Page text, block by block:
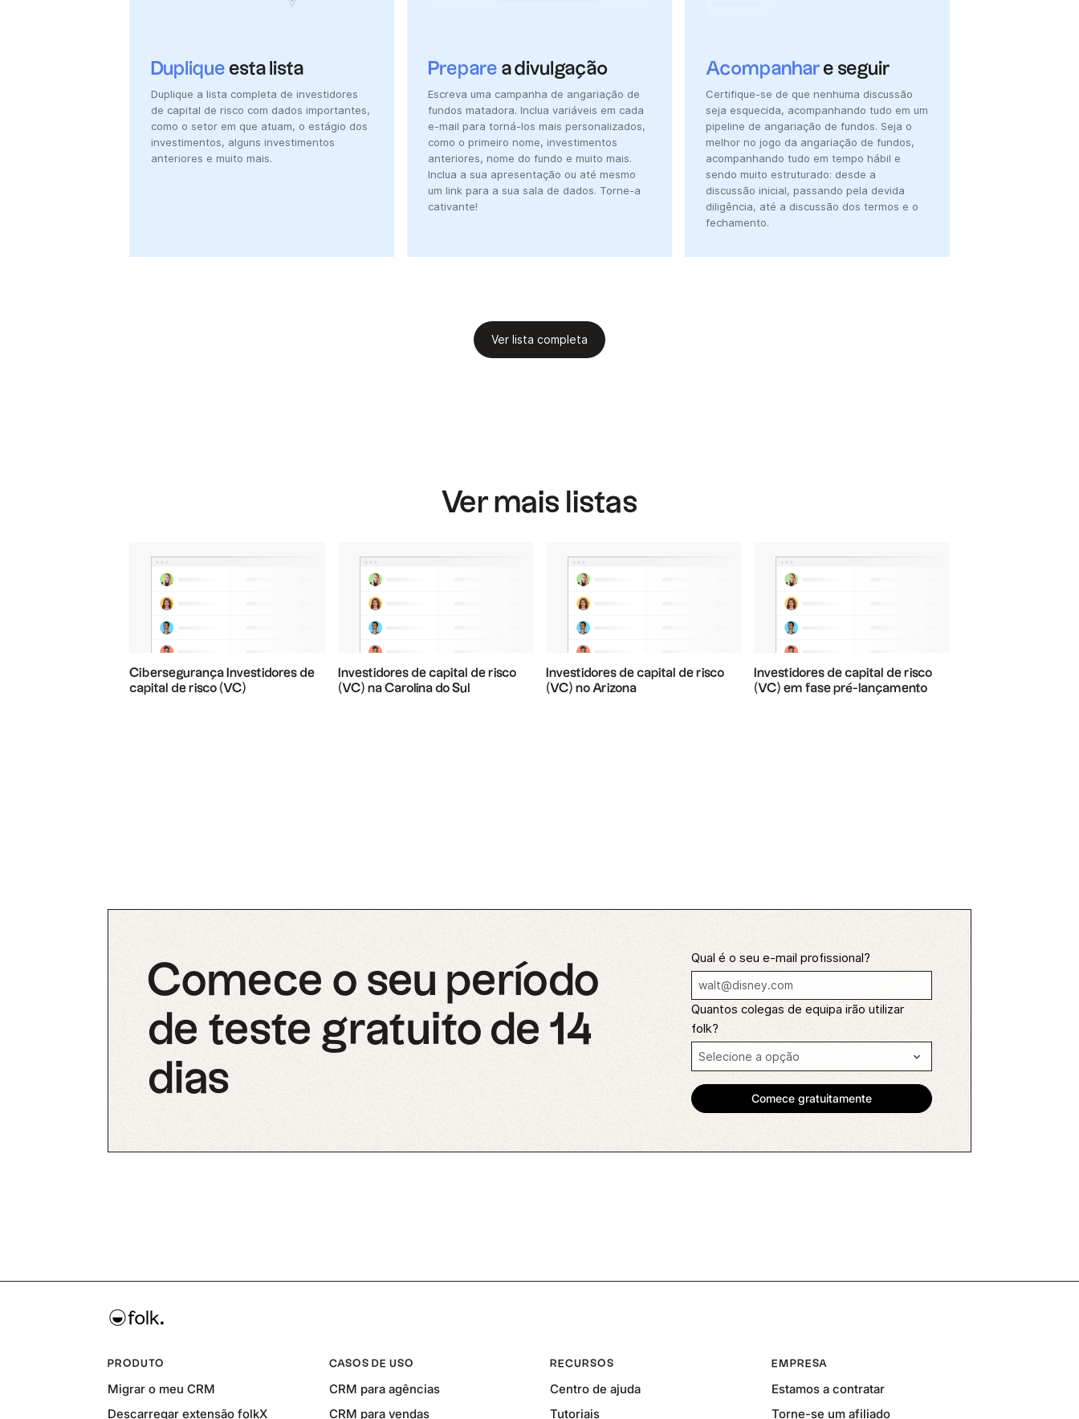
Duplique esta lista
Duplique a lista completa de investidores
de capital de risco com dados importantes,
como o setor em que atuam, o estágio dos
investimentos, alguns investimentos
anteriores e muito mais.
Prepare a divulgação
Escreva uma campanha de angariação de
fundos matadora. Inclua variáveis em cada
e-mail para torná-los mais personalizados,
como o primeiro nome, investimentos
anteriores, nome do fundo e muito mais.
Inclua a sua apresentação ou até mesmo
um link para a sua sala de dados. Torne-a
cativante!
Acompanhare seguir
Certifique-se de que nenhuma discussão
seja esquecida, acompanhando tudo em um
pipeline de angariação de fundos. Seja o
melhor no jogo da angariação de fundos,
acompanhando tudo em tempo hábil e
sendo muito estruturado: desde a
discussão inicial, passando pela devida
diligência, até a discussão dos termos e o
fechamento.
Ver lista completa
Ver mais listas
Cibersegurança Investidores de
capital de risco (VC)
Investidores de capital de risco
(VC) na Carolina do Sul
Investidores de capital de risco
(VC) no Arizona
Investidores de capital de risco
(VC) em fase pré-lançamento
Comece o seu período
de teste gratuito de 14
dias
Qual é o seu e-mail profissional?
Quantos colegas de equipa irão utilizar
folk?
PRODUTO
Migrar o meu CRM
Descarregar extensão folkX
CASOS DE USO
CRM para agências
CRM para vendas
RECURSOS
Centro de ajuda
Tutoriais
EMPRESA
Estamos a contratar
Torne-se um afiliado